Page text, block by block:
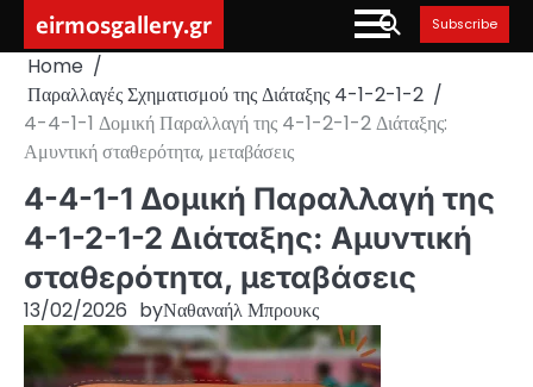
content
eirmosgallery.gr Subscribe
Home
Παραλλαγές Σχηματισμού της Διάταξης 4-1-2-1-2
4-4-1-1 Δομική Παραλλαγή της 4-1-2-1-2 Διάταξης:
Αμυντική σταθερότητα, μεταβάσεις
4-4-1-1 Δομική Παραλλαγή της
4-1-2-1-2 Διάταξης: Αμυντική
σταθερότητα, μεταβάσεις
13/02/2026 byΝαθαναήλ Μπρουκς